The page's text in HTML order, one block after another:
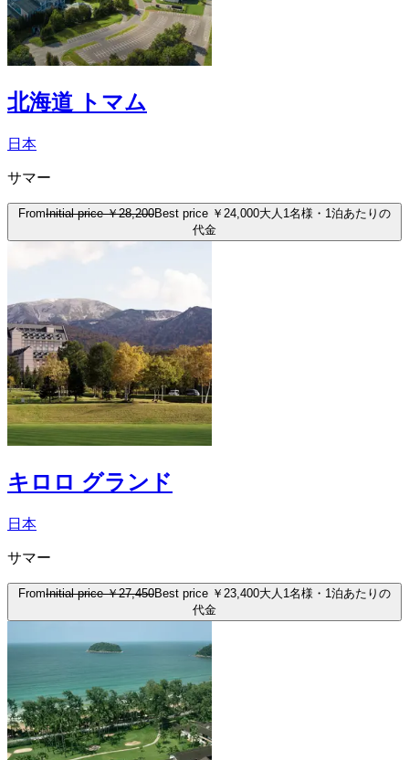
北海道 トマム
日本
サマー
FromInitial price ￥28,200Best price ￥24,000大人1名様・1泊あたりの
代金
キロロ グランド
日本
サマー
FromInitial price ￥27,450Best price ￥23,400大人1名様・1泊あたりの
代金